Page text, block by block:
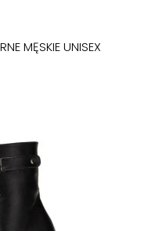
MĘSKIE UNISEX